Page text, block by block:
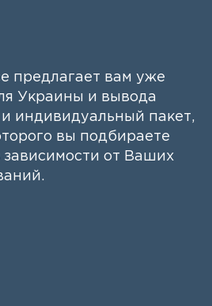
предлагает вам уже
Украины и вывода
индивидуальный пакет,
вы подбираете
зависимости от Ваших